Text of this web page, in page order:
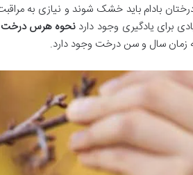
بادام باید خشک شوند و نیازی به
برای یادگیری وجود داردنحوه هرس درخت
زمان سال و سن درخت وجود دارد.